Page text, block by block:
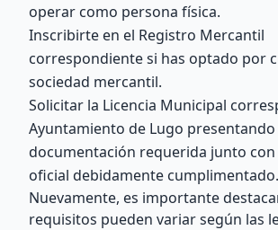
operar como persona física.
Inscribirte en el Registro Mercantil
correspondiente si has optado por
sociedad mercantil.
Solicitar la Licencia Municipal
Ayuntamiento de Lugo
documentación requerida junto
oficial debidamente cumplimentado.
Nuevamente, es importante
requisitos pueden variar según las